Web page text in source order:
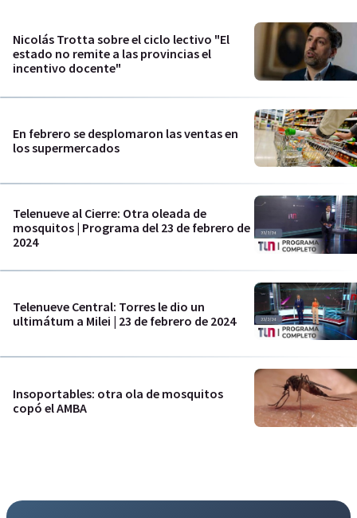
Nicolás Trotta sobre el ciclo lectivo "El
estado no remite a las provincias el
incentivo docente"
En febrero se desplomaron las ventas en
los supermercados
Telenueve al Cierre: Otra oleada de
mosquitos | Programa del 23 de febrero de
2024
Telenueve Central: Torres le dio un
ultimátum a Milei | 23 de febrero de 2024
Insoportables: otra ola de mosquitos
copó el AMBA